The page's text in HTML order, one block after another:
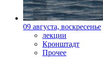
09 августа, воскресенье
лекции
Кронштадт
Прочее